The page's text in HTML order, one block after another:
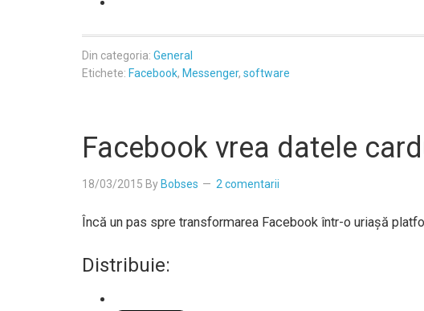
Din categoria: General
Etichete: Facebook, Messenger, software
Facebook vrea datele
18/03/2015 By Bobses 2 comentarii
Încă un pas spre transformarea Facebook într-o uriașă
Distribuie: